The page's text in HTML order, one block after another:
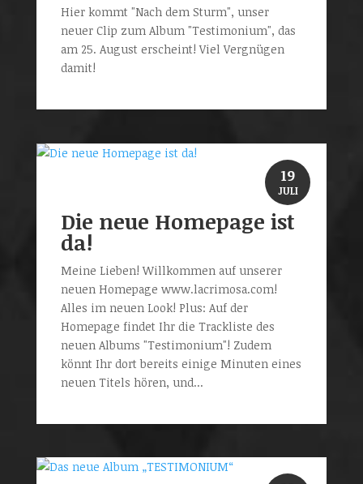
Hier kommt "Nach dem Sturm", unser
neuer Clip zum Album "Testimonium", das
am 25. August erscheint! Viel Vergnügen
damit!
Die neue Homepage ist
da!
Meine Lieben! Willkommen auf unserer
neuen Homepage www.lacrimosa.com!
Alles im neuen Look! Plus: Auf der
Homepage findet Ihr die Trackliste des
neuen Albums "Testimonium"! Zudem
könnt Ihr dort bereits einige Minuten eines
neuen Titels hören, und...
19
JULI